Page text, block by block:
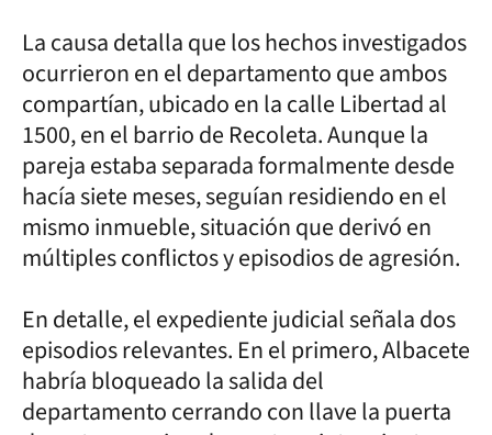
La causa detalla que los hechos investigados
ocurrieron en el departamento que ambos
compartían, ubicado en la calle Libertad al
1500, en el barrio de Recoleta. Aunque la
pareja estaba separada formalmente desde
hacía siete meses, seguían residiendo en el
mismo inmueble, situación que derivó en
múltiples conflictos y episodios de agresión.
En detalle, el expediente judicial señala dos
episodios relevantes. En el primero, Albacete
habría bloqueado la salida del
departamento cerrando con llave la puerta